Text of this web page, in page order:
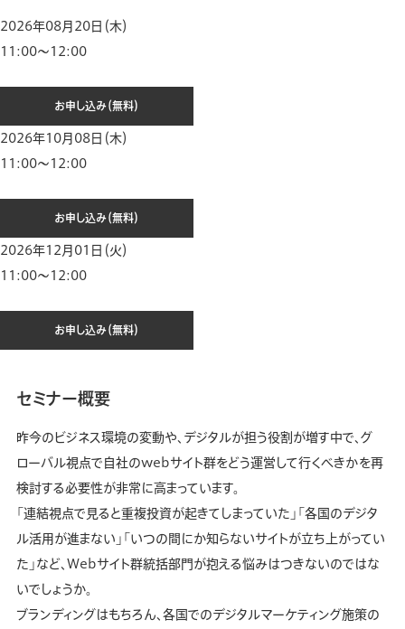
2026年08月20日（木）
11:00～12:00
お申し込み（無料）
2026年10月08日（木）
11:00～12:00
お申し込み（無料）
2026年12月01日（火）
11:00～12:00
お申し込み（無料）
セミナー概要
昨今のビジネス環境の変動や、デジタルが担う役割が増す中で、グ
ローバル視点で自社のwebサイト群をどう運営して行くべきかを再
検討する必要性が非常に高まっています。
「連結視点で見ると重複投資が起きてしまっていた」「各国のデジタ
ル活用が進まない」「いつの間にか知らないサイトが立ち上がってい
た」など、Webサイト群統括部門が抱える悩みはつきないのではな
いでしょうか。
ブランディングはもちろん、各国でのデジタルマーケティング施策の